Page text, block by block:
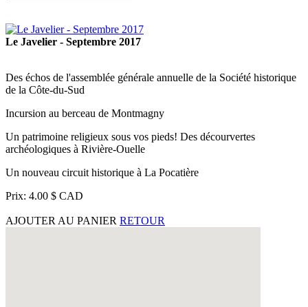
Le Javelier - Septembre 2017
Des échos de l'assemblée générale annuelle de la Société historique
de la Côte-du-Sud
Incursion au berceau de Montmagny
Un patrimoine religieux sous vos pieds! Des décourvertes
archéologiques à Rivière-Ouelle
Un nouveau circuit historique à La Pocatière
Prix: 4.00 $ CAD
AJOUTER AU PANIER RETOUR